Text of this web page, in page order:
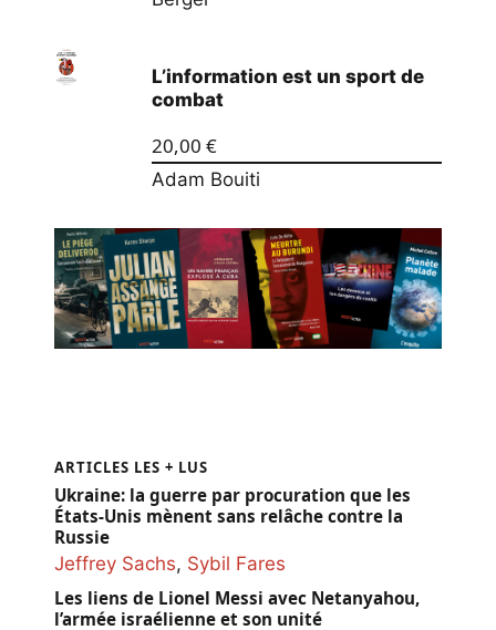
L’information est un sport de
combat
20,00 €
Adam Bouiti
ARTICLES LES + LUS
Ukraine: la guerre par procuration que les
États-Unis mènent sans relâche contre la
Russie
Jeffrey Sachs, Sybil Fares
Les liens de Lionel Messi avec Netanyahou,
l’armée israélienne et son unité